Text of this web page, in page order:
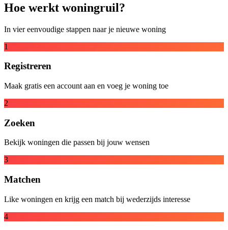
Hoe werkt woningruil?
In vier eenvoudige stappen naar je nieuwe woning
1
Registreren
Maak gratis een account aan en voeg je woning toe
2
Zoeken
Bekijk woningen die passen bij jouw wensen
3
Matchen
Like woningen en krijg een match bij wederzijds interesse
4